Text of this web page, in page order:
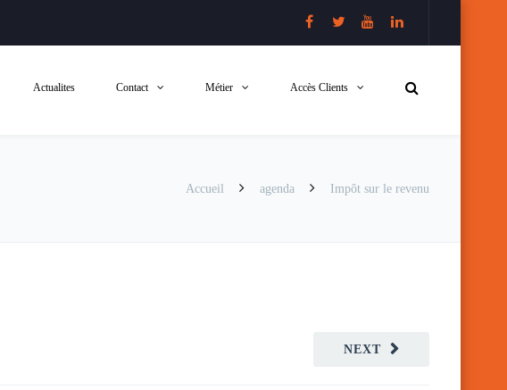
Actualites Contact Métier Accès Clients
Accueil agenda Impôt sur le revenu
NEXT